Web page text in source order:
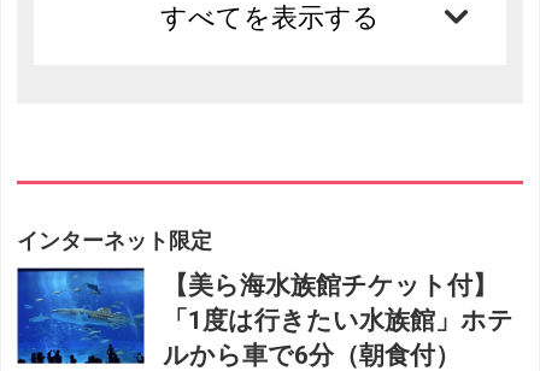
すべてを表示する
インターネット限定
【美ら海水族館チケット付】
「1度は行きたい水族館」ホテ
ルから車で6分（朝食付）